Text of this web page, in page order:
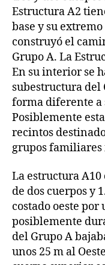
Estructura A2
base y su
construyó el
Grupo A. La
En su interior se
subestructura del
forma diferente a
Posiblemente
recintos
grupos familiares
La estructura
de dos cuerpos y
costado oeste
posiblemente
del Grupo A
unos 25 m al